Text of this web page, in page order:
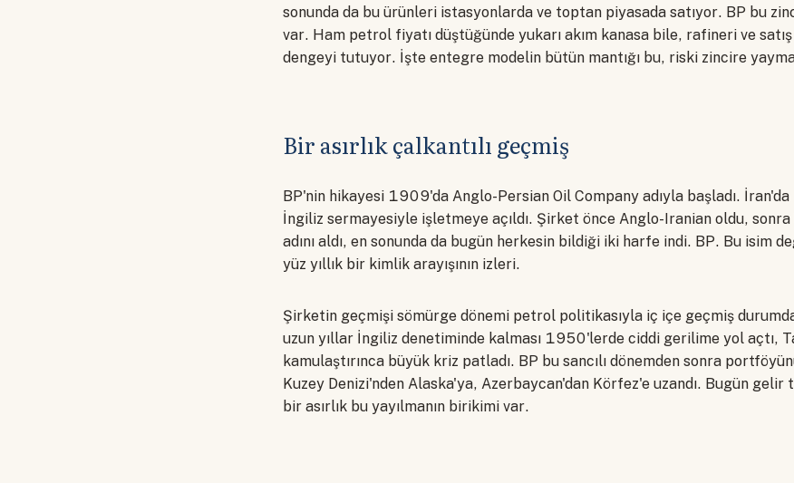
sonunda da bu ürünleri istasyonlarda ve toptan piyasada satıyor. BP bu
var. Ham petrol fiyatı düştüğünde yukarı akım kanasa bile, rafineri ve
dengeyi tutuyor. İşte entegre modelin bütün mantığı bu, riski zincire
Bir asırlık çalkantılı geçmiş
BP'nin hikayesi 1909'da Anglo-Persian Oil Company adıyla başladı.
İngiliz sermayesiyle işletmeye açıldı. Şirket önce Anglo-Iranian oldu,
adını aldı, en sonunda da bugün herkesin bildiği iki harfe indi. BP. Bu isim
yüz yıllık bir kimlik arayışının izleri.
Şirketin geçmişi sömürge dönemi petrol politikasıyla iç içe geçmiş
uzun yıllar İngiliz denetiminde kalması 1950'lerde ciddi gerilime yol açtı,
kamulaştırınca büyük kriz patladı. BP bu sancılı dönemden sonra
Kuzey Denizi'nden Alaska'ya, Azerbaycan'dan Körfez'e uzandı. Bugün gelir
bir asırlık bu yayılmanın birikimi var.